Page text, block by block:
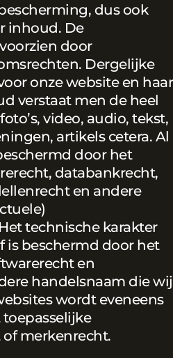
dus ook
inhoud. De
door
Dergelijke
onze website en haar
verstaat men de heel
video, audio, tekst,
artikels cetera. Al
door het
databankrecht,
en andere
technische karakter
is beschermd door het
en
handelsnaam die wij
wordt eveneens
merkenrecht.